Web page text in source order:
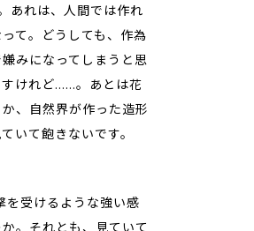
あれは、人間では作れ
て。どうしても、作為
みになってしまうと思
すけれど……。あとは花
、自然界が作った造形
いて飽きないです。
を受けるような強い感
。それとも、見ていて